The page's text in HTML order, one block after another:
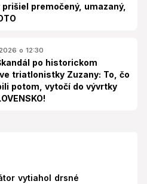
prišiel premočený, umazaný,
o 12:30
po historickom
triatlonistky Zuzany: To, čo
potom, vytočí do vývrtky
vytiahol drsné